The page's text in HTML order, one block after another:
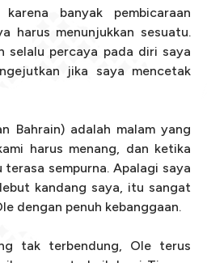
banyak pembicaraan
harus menunjukkan sesuatu.
selalu percaya pada diri saya
jika saya mencetak
Bahrain) adalah malam yang
harus menang, dan ketika
sempurna. Apalagi saya
kandang saya, itu sangat
dengan penuh kebanggaan.
tak terbendung, Ole terus